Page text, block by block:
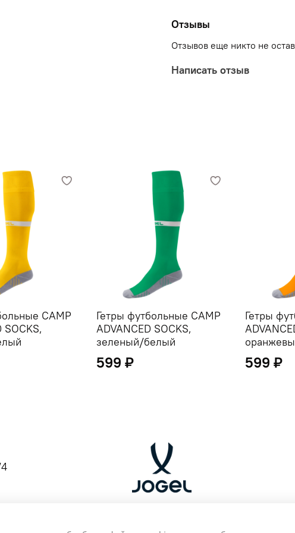
32-34, 35-38, 39-42, 43-
Отзывы
Отзывов еще никто не
Написать отзыв
CAMP
SOCKS,
Гетры футбольные CAMP
ADVANCED SOCKS,
зеленый/белый
599 ₽
Гетры
599 ₽